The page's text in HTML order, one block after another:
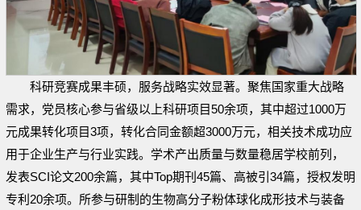
科研竞赛成果丰硕，服务战略实效显著。聚焦国家重大战略
需求，党员核心参与省级以上科研项目50余项，其中超过1000万
元成果转化项目3项，转化合同金额超3000万元，相关技术成功应
用于企业生产与行业实践。学术产出质量与数量稳居学校前列，
发表SCI论文200余篇，其中Top期刊45篇、高被引34篇，授权发明
专利20余项。所参与研制的生物高分子粉体球化成形技术与装备